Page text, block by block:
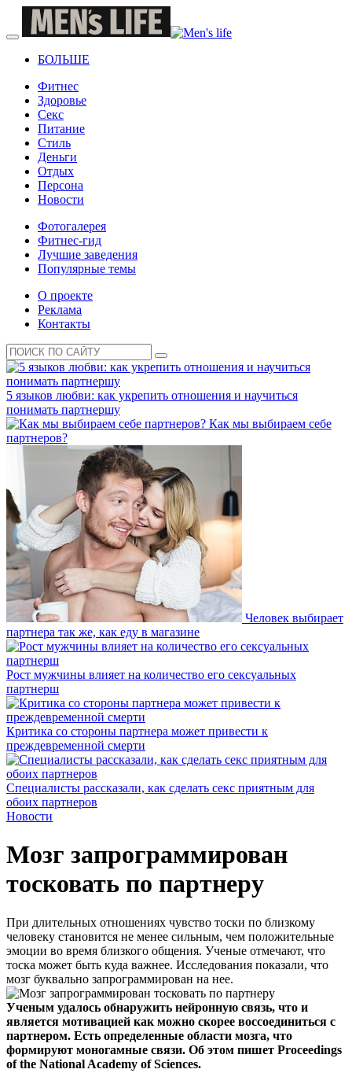
БОЛЬШЕ
Фитнес
Здоровье
Секс
Питание
Стиль
Деньги
Отдых
Персона
Новости
Фотогалерея
Фитнес-гид
Лучшие заведения
Популярные темы
О проекте
Реклама
Контакты
5 языков любви: как укрепить отношения и научиться
понимать партнершу
Как мы выбираем себе
партнеров?
Человек выбирает
партнера так же, как еду в магазине
Рост мужчины влияет на количество его сексуальных
партнерш
Критика со стороны партнера может привести к
преждевременной смерти
Специалисты рассказали, как сделать секс приятным для
обоих партнеров
Новости
Мозг запрограммирован
тосковать по партнеру
При длительных отношениях чувство тоски по близкому
человеку становится не менее сильным, чем положительные
эмоции во время близкого общения. Ученые отмечают, что
тоска может быть куда важнее. Исследования показали, что
мозг буквально запрограммирован на нее.
Ученым удалось обнаружить нейронную связь, что и
является мотивацией как можно скорее воссоединиться с
партнером. Есть определенные области мозга, что
формируют моногамные связи. Об этом пишет Proceedings
of the National Academy of Sciences.